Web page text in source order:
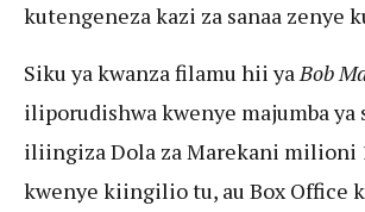
kutengeneza kazi za sanaa zenye
Siku ya kwanza filamu hii ya Bob
iliporudishwa kwenye majumba ya
iliingiza Dola za Marekani milioni
kwenye kiingilio tu, au Box Office